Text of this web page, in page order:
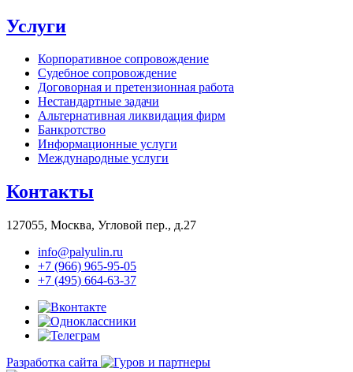
Услуги
Корпоративное сопровождение
Судебное сопровождение
Договорная и претензионная работа
Нестандартные задачи
Альтернативная ликвидация фирм
Банкротство
Информационные услуги
Международные услуги
Контакты
127055, Москва, Угловой пер., д.27
info@palyulin.ru
+7 (966) 965-95-05
+7 (495) 664-63-37
Разработка сайта